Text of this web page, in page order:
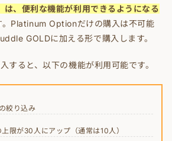
、便利な機能が利用できるようになる
。Platinum Optionだけの購入は不可能
GOLDに加える形で購入します。
すると、以下の機能が利用可能です。
絞り込み
限が30人にアップ（通常は10人）